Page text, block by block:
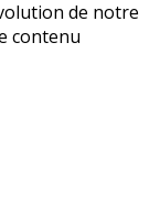
de notre
contenu